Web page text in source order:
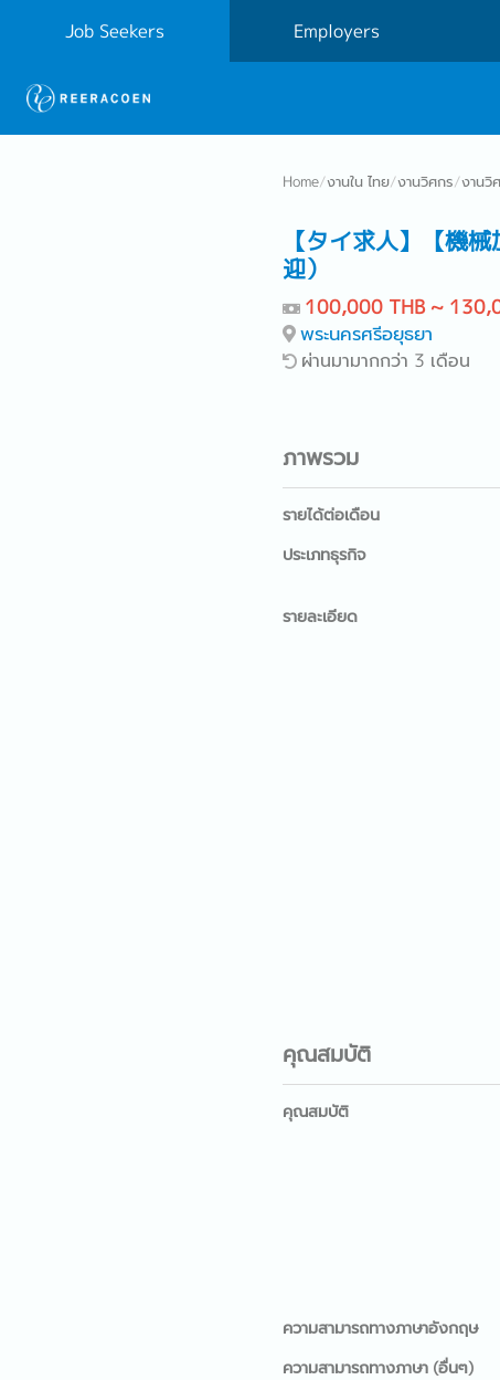
Job Seekers Employers
Home/งานใน ไทย/งานวิศกร/งานวิ
【タイ求人】【機
迎）
100,000 THB ~
พระนครศรีอยุธยา
ผ่านมามากกว่า 3 เดือน
ภาพรวม
รายได้ต่อเดือน
ประเภทธุรกิจ
รายละเอียด
คุณสมบัติ
คุณสมบัติ
ความสามารถทางภาษาอังกฤษ
ความสามารถทางภาษา (อื่นๆ)